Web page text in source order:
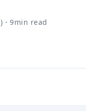
) ・9min read